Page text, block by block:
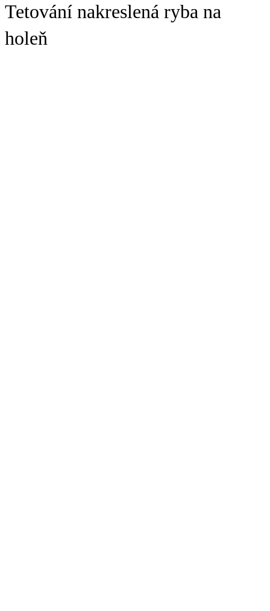
Tetování nakreslená ryba na
holeň